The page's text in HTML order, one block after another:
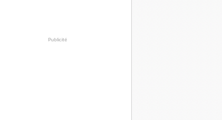
Publicité